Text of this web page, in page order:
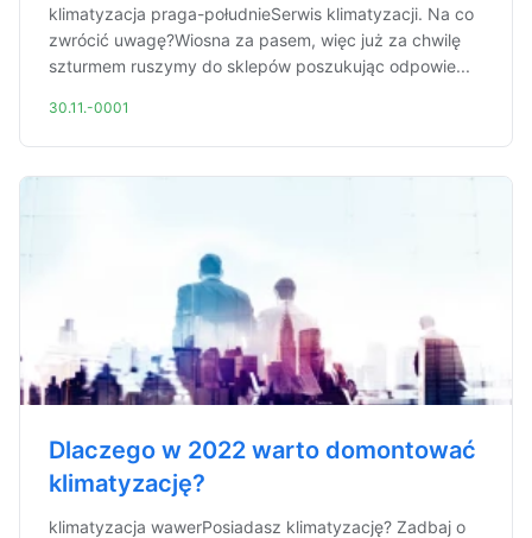
klimatyzacja praga-południeSerwis klimatyzacji. Na co
zwrócić uwagę?Wiosna za pasem, więc już za chwilę
szturmem ruszymy do sklepów poszukując odpowie...
30.11.-0001
Dlaczego w 2022 warto domontować
klimatyzację?
klimatyzacja wawerPosiadasz klimatyzację? Zadbaj o